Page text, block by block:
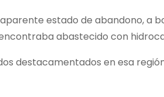
estado de abandono, a
abastecido con
destacamentados en esa